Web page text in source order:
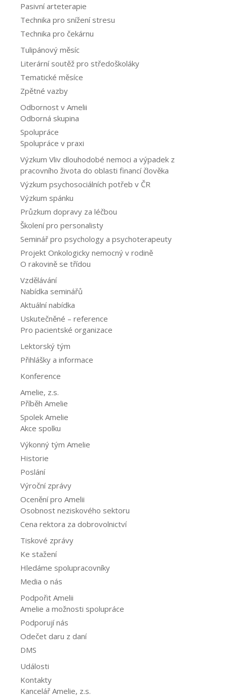
Pasivní arteterapie
Technika pro snížení stresu
Technika pro čekárnu
Tulipánový měsíc
Literární soutěž pro středoškoláky
Tematické měsíce
Zpětné vazby
Odbornost v Amelii
Odborná skupina
Spolupráce
Spolupráce v praxi
Výzkum Vliv dlouhodobé nemoci a výpadek z
pracovního života do oblasti financí člověka
Výzkum psychosociálních potřeb v ČR
Výzkum spánku
Průzkum dopravy za léčbou
Školení pro personalisty
Seminář pro psychology a psychoterapeuty
Projekt Onkologicky nemocný v rodině
O rakovině se třídou
Vzdělávání
Nabídka seminářů
Aktuální nabídka
Uskutečněné – reference
Pro pacientské organizace
Lektorský tým
Přihlášky a informace
Konference
Amelie, z.s.
Příběh Amelie
Spolek Amelie
Akce spolku
Výkonný tým Amelie
Historie
Poslání
Výroční zprávy
Ocenění pro Amelii
Osobnost neziskového sektoru
Cena rektora za dobrovolnictví
Tiskové zprávy
Ke stažení
Hledáme spolupracovníky
Media o nás
Podpořit Amelii
Amelie a možnosti spolupráce
Podporují nás
Odečet daru z daní
DMS
Události
Kontakty
Kancelář Amelie, z.s.